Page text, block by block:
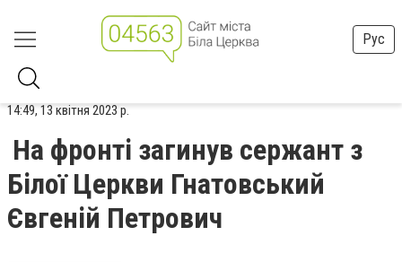
Рус
14:49, 13 квітня 2023 р.
На фронті загинув сержант з
Білої Церкви Гнатовський
Євгеній Петрович